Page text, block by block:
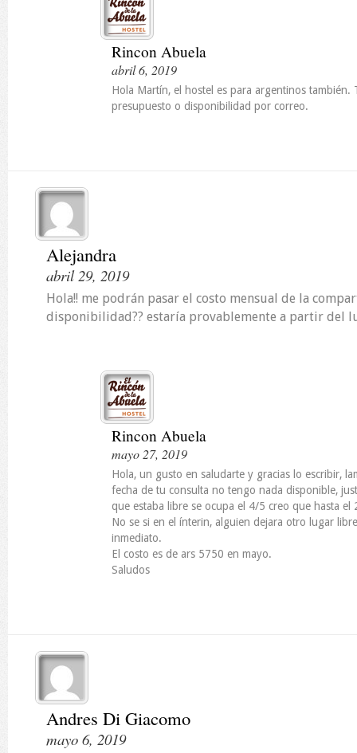
Rincon Abuela
abril 6, 2019
Hola Martín, el hostel es para argentinos también.
presupuesto o disponibilidad por correo.
Alejandra
abril 29, 2019
Hola!! me podrán pasar el costo mensual de la
disponibilidad?? estaría provablemente a partir del
Rincon Abuela
mayo 27, 2019
Hola, un gusto en saludarte y gracias lo escribir,
fecha de tu consulta no tengo nada disponible,
que estaba libre se ocupa el 4/5 creo que hasta el
No se si en el ínterin, alguien dejara otro lugar
inmediato.
El costo es de ars 5750 en mayo.
Saludos
Andres Di Giacomo
mayo 6, 2019